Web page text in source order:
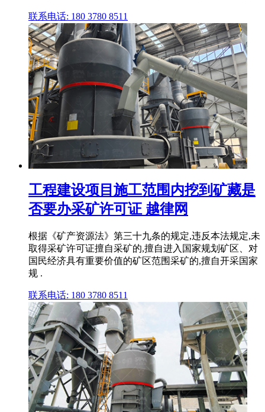
联系电话: 180 3780 8511
工程建设项目施工范围内挖到矿藏是
否要办采矿许可证 越律网
根据《矿产资源法》第三十九条的规定,违反本法规定,未
取得采矿许可证擅自采矿的,擅自进入国家规划矿区、对
国民经济具有重要价值的矿区范围采矿的,擅自开采国家
规 .
联系电话: 180 3780 8511